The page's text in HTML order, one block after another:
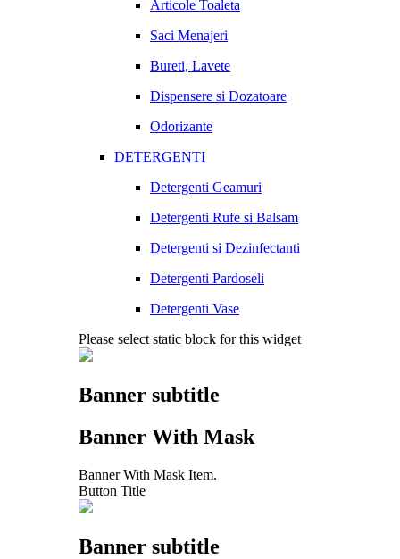
Articole Toaleta
Saci Menajeri
Bureti, Lavete
Dispensere si Dozatoare
Odorizante
DETERGENTI
Detergenti Geamuri
Detergenti Rufe si Balsam
Detergenti si Dezinfectanti
Detergenti Pardoseli
Detergenti Vase
Please select static block for this widget
Banner subtitle
Banner With Mask
Banner With Mask Item.
Button Title
Banner subtitle